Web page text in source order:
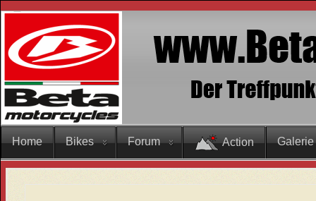
Home Bikes Forum Action Galerie